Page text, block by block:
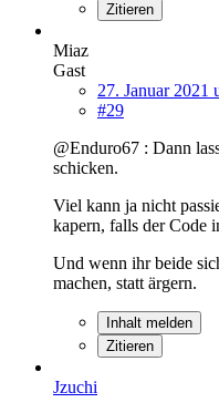
Zitieren
Miaz
Gast
27. Januar 2021
#29
@Enduro67 : Dann
schicken.
Viel kann ja nicht
kapern, falls der Code
Und wenn ihr beide
machen, statt ärgern.
Inhalt melden
Zitieren
Jzuchi